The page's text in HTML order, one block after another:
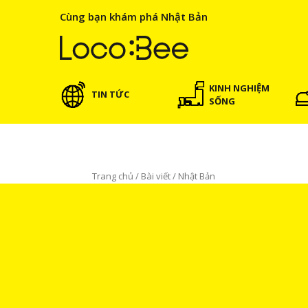
Cùng bạn khám phá Nhật Bản
TIN TỨC
KINH NGHIỆM
SỐNG
Trang chủ / Bài viết/ Nhật Bản